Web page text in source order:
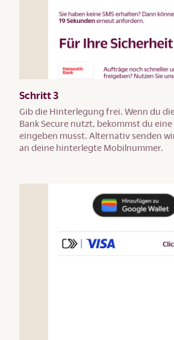
Schritt 3
Gib die Hinterlegung frei. Wenn du
Bank Secure nutzt, bekommst du
eingeben musst. Alternativ senden
an deine hinterlegte Mobilnummer.